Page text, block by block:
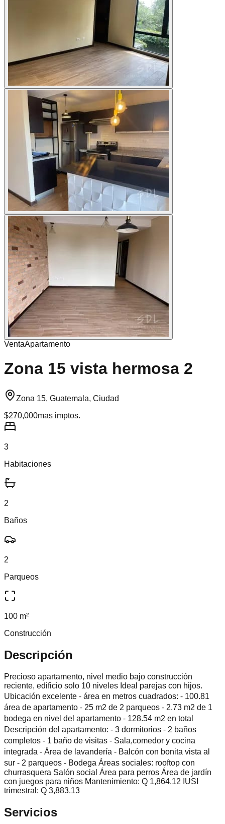
VentaApartamento
Zona 15 vista hermosa 2
Zona 15, Guatemala, Ciudad
$270,000mas imptos.
3
Habitaciones
2
Baños
2
Parqueos
100 m²
Construcción
Descripción
Precioso apartamento, nivel medio bajo construcción
reciente, edificio solo 10 niveles Ideal parejas con hijos.
Ubicación excelente ⁃ área en metros cuadrados: ⁃ 100.81
área de apartamento ⁃ 25 m2 de 2 parqueos ⁃ 2.73 m2 de 1
bodega en nivel del apartamento ⁃ 128.54 m2 en total
Descripción del apartamento: - 3 dormitorios ⁃ 2 baños
completos ⁃ 1 baño de visitas ⁃ Sala,comedor y cocina
integrada ⁃ Área de lavandería ⁃ Balcón con bonita vista al
sur ⁃ 2 parqueos ⁃ Bodega Áreas sociales: rooftop con
churrasquera Salón social Área para perros Área de jardín
con juegos para niños Mantenimiento: Q 1,864.12 IUSI
trimestral: Q 3,883.13
Servicios